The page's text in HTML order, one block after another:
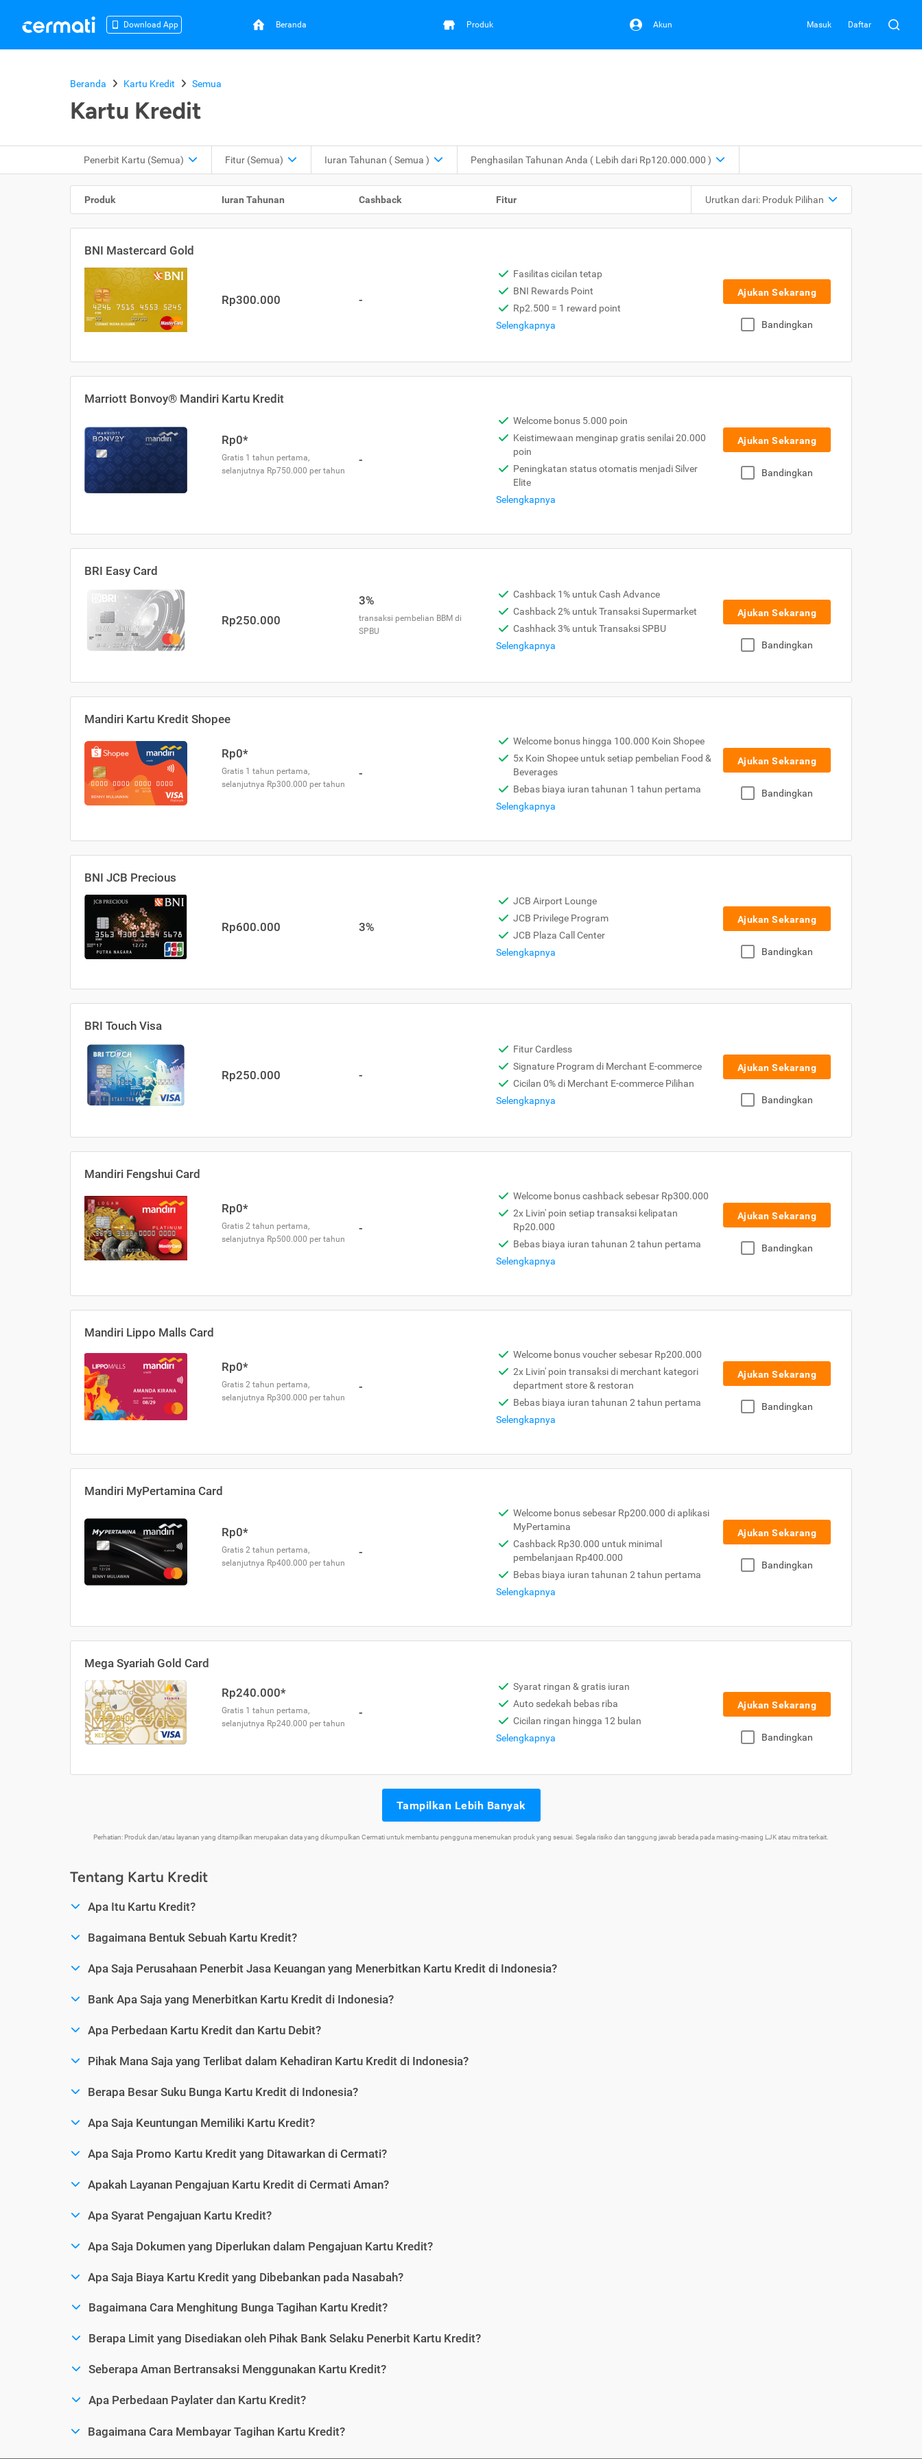
Download App Beranda Produk Akun Masuk Daftar
Beranda Kartu Kredit Semua
Kartu Kredit
Penerbit Kartu (Semua) Fitur (Semua) Iuran Tahunan ( Semua ) Penghasilan Tahunan Anda ( Lebih dari Rp120.000.000 )
Produk Iuran Tahunan Cashback Fitur Urutkan dari: Produk Pilihan
BNI Mastercard Gold
Rp300.000 -
Fasilitas cicilan tetap
BNI Rewards Point
Rp2.500 = 1 reward point
Selengkapnya
Ajukan Sekarang
Bandingkan
Marriott Bonvoy® Mandiri Kartu Kredit
Rp0*
Gratis 1 tahun pertama,
selanjutnya Rp750.000 per tahun
-
Welcome bonus 5.000 poin
Keistimewaan menginap gratis senilai 20.000
poin
Peningkatan status otomatis menjadi Silver
Elite
Selengkapnya
Ajukan Sekarang
Bandingkan
BRI Easy Card
Rp250.000
3%
transaksi pembelian BBM di
SPBU
Cashback 1% untuk Cash Advance
Cashback 2% untuk Transaksi Supermarket
Cashhack 3% untuk Transaksi SPBU
Selengkapnya
Ajukan Sekarang
Bandingkan
Mandiri Kartu Kredit Shopee
Rp0*
Gratis 1 tahun pertama,
selanjutnya Rp300.000 per tahun
-
Welcome bonus hingga 100.000 Koin Shopee
5x Koin Shopee untuk setiap pembelian Food &
Beverages
Bebas biaya iuran tahunan 1 tahun pertama
Selengkapnya
Ajukan Sekarang
Bandingkan
BNI JCB Precious
Rp600.000 3%
JCB Airport Lounge
JCB Privilege Program
JCB Plaza Call Center
Selengkapnya
Ajukan Sekarang
Bandingkan
BRI Touch Visa
Rp250.000 -
Fitur Cardless
Signature Program di Merchant E-commerce
Cicilan 0% di Merchant E-commerce Pilihan
Selengkapnya
Ajukan Sekarang
Bandingkan
Mandiri Fengshui Card
Rp0*
Gratis 2 tahun pertama,
selanjutnya Rp500.000 per tahun
-
Welcome bonus cashback sebesar Rp300.000
2x Livin' poin setiap transaksi kelipatan
Rp20.000
Bebas biaya iuran tahunan 2 tahun pertama
Selengkapnya
Ajukan Sekarang
Bandingkan
Mandiri Lippo Malls Card
Rp0*
Gratis 2 tahun pertama,
selanjutnya Rp300.000 per tahun
-
Welcome bonus voucher sebesar Rp200.000
2x Livin' poin transaksi di merchant kategori
department store & restoran
Bebas biaya iuran tahunan 2 tahun pertama
Selengkapnya
Ajukan Sekarang
Bandingkan
Mandiri MyPertamina Card
Rp0*
Gratis 2 tahun pertama,
selanjutnya Rp400.000 per tahun
-
Welcome bonus sebesar Rp200.000 di aplikasi
MyPertamina
Cashback Rp30.000 untuk minimal
pembelanjaan Rp400.000
Bebas biaya iuran tahunan 2 tahun pertama
Selengkapnya
Ajukan Sekarang
Bandingkan
Mega Syariah Gold Card
Rp240.000*
Gratis 1 tahun pertama,
selanjutnya Rp240.000 per tahun
-
Syarat ringan & gratis iuran
Auto sedekah bebas riba
Cicilan ringan hingga 12 bulan
Selengkapnya
Ajukan Sekarang
Bandingkan
Tampilkan Lebih Banyak
Perhatian: Produk dan/atau layanan yang ditampilkan merupakan data yang dikumpulkan Cermati untuk membantu pengguna menemukan produk yang sesuai. Segala risiko dan tanggung jawab berada pada masing-masing LJK atau mitra terkait.
Tentang Kartu Kredit
Apa Itu Kartu Kredit?
Bagaimana Bentuk Sebuah Kartu Kredit?
Apa Saja Perusahaan Penerbit Jasa Keuangan yang Menerbitkan Kartu Kredit di Indonesia?
Bank Apa Saja yang Menerbitkan Kartu Kredit di Indonesia?
Apa Perbedaan Kartu Kredit dan Kartu Debit?
Pihak Mana Saja yang Terlibat dalam Kehadiran Kartu Kredit di Indonesia?
Berapa Besar Suku Bunga Kartu Kredit di Indonesia?
Apa Saja Keuntungan Memiliki Kartu Kredit?
Apa Saja Promo Kartu Kredit yang Ditawarkan di Cermati?
Apakah Layanan Pengajuan Kartu Kredit di Cermati Aman?
Apa Syarat Pengajuan Kartu Kredit?
Apa Saja Dokumen yang Diperlukan dalam Pengajuan Kartu Kredit?
Apa Saja Biaya Kartu Kredit yang Dibebankan pada Nasabah?
Bagaimana Cara Menghitung Bunga Tagihan Kartu Kredit?
Berapa Limit yang Disediakan oleh Pihak Bank Selaku Penerbit Kartu Kredit?
Seberapa Aman Bertransaksi Menggunakan Kartu Kredit?
Apa Perbedaan Paylater dan Kartu Kredit?
Bagaimana Cara Membayar Tagihan Kartu Kredit?